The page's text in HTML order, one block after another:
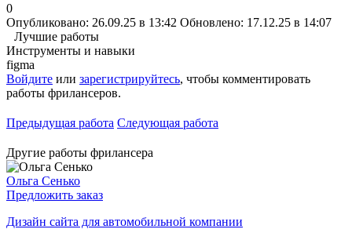
0
Опубликовано: 26.09.25 в 13:42 Обновлено: 17.12.25 в 14:07
Лучшие работы
Инструменты и навыки
figma
Войдите или зарегистрируйтесь, чтобы комментировать
работы фрилансеров.
Предыдущая работа Следующая работа
Другие работы фрилансера
Ольга Сенько
Предложить заказ
Дизайн сайта для автомобильной компании